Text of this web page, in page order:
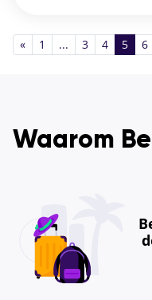
« 1 ... 3 4 5 6
Waarom